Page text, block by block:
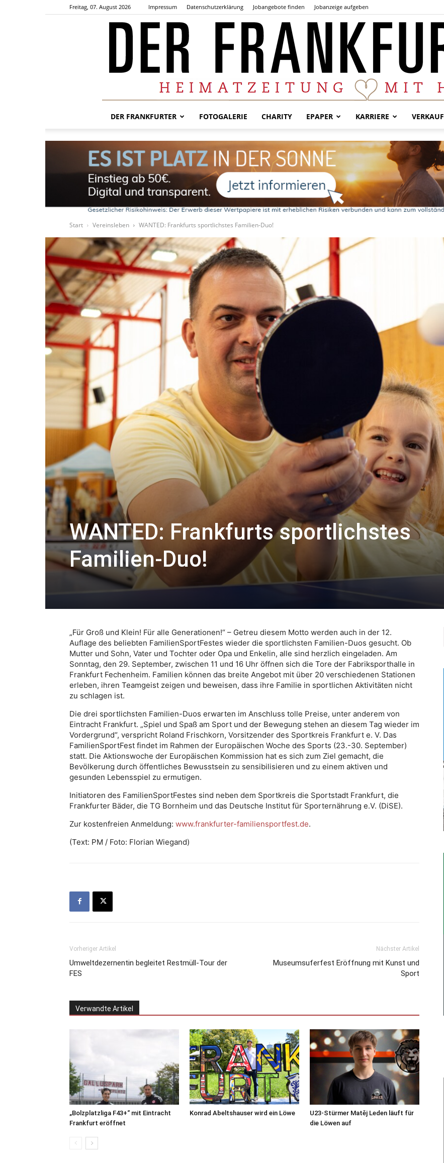
Freitag, 07. August 2026 Impressum Datenschutzerklärung Jobangebote finden Jobanzeige aufgeben
Frankfurter
DER FRANKFURTER FOTOGALERIE CHARITY EPAPER KARRIERE VERKAUF
Start Vereinsleben WANTED: Frankfurts sportlichstes Familien-Duo!
WANTED: Frankfurts sportlichstes
Familien-Duo!
„Für Groß und Klein! Für alle Generationen!“ – Getreu diesem Motto werden auch in der 12.
Auflage des beliebten FamilienSportFestes wieder die sportlichsten Familien-Duos gesucht. Ob
Mutter und Sohn, Vater und Tochter oder Opa und Enkelin, alle sind herzlich eingeladen. Am
Sonntag, den 29. September, zwischen 11 und 16 Uhr öffnen sich die Tore der Fabriksporthalle in
Frankfurt Fechenheim. Familien können das breite Angebot mit über 20 verschiedenen Stationen
erleben, ihren Teamgeist zeigen und beweisen, dass ihre Familie in sportlichen Aktivitäten nicht
zu schlagen ist.
Die drei sportlichsten Familien-Duos erwarten im Anschluss tolle Preise, unter anderem von
Eintracht Frankfurt. „Spiel und Spaß am Sport und der Bewegung stehen an diesem Tag wieder im
Vordergrund“, verspricht Roland Frischkorn, Vorsitzender des Sportkreis Frankfurt e. V. Das
FamilienSportFest findet im Rahmen der Europäischen Woche des Sports (23.-30. September)
statt. Die Aktionswoche der Europäischen Kommission hat es sich zum Ziel gemacht, die
Bevölkerung durch öffentliches Bewusstsein zu sensibilisieren und zu einem aktiven und
gesunden Lebensspiel zu ermutigen.
Initiatoren des FamilienSportFestes sind neben dem Sportkreis die Sportstadt Frankfurt, die
Frankfurter Bäder, die TG Bornheim und das Deutsche Institut für Sporternährung e.V. (DiSE).
Zur kostenfreien Anmeldung: www.frankfurter-familiensportfest.de.
(Text: PM / Foto: Florian Wiegand)
Vorheriger Artikel
Umweltdezernentin begleitet Restmüll-Tour der
FES
Nächster Artikel
Museumsuferfest Eröffnung mit Kunst und
Sport
Verwandte Artikel
„Bolzplatzliga F43+“ mit Eintracht
Frankfurt eröffnet
Konrad Abeltshauser wird ein Löwe
U23-Stürmer Matěj Leden läuft für
die Löwen auf